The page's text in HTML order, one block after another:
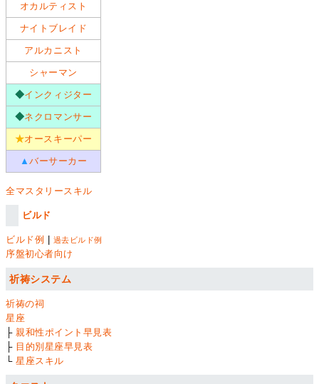
オカルティスト
ナイトブレイド
アルカニスト
シャーマン
◆インクィジター
◆ネクロマンサー
★オースキーパー
▲バーサーカー
全マスタリースキル
ビルド
ビルド例 過去ビルド例
序盤初心者向け
祈祷システム
祈祷の祠
星座
├親和性ポイント早見表
├ 目的別星座早見表
└星座スキル